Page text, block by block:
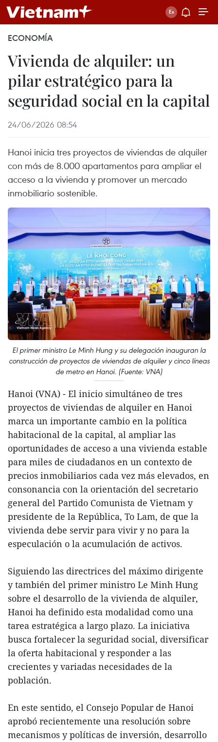
ECONOMÍA
Vivienda de alquiler: un
pilar estratégico para la
seguridad social en la capital
24/06/2026 08:54
Hanoi inicia tres proyectos de viviendas de alquiler
con más de 8.000 apartamentos para ampliar el
acceso a la vivienda y promover un mercado
inmobiliario sostenible.
El primer ministro Le Minh Hung y su delegación inauguran la
construcción de proyectos de viviendas de alquiler y cinco líneas
de metro en Hanoi. (Fuente: VNA)
Hanoi (VNA) - El inicio simultáneo de tres
proyectos de viviendas de alquiler en Hanoi
marca un importante cambio en la política
habitacional de la capital, al ampliar las
oportunidades de acceso a una vivienda estable
para miles de ciudadanos en un contexto de
precios inmobiliarios cada vez más elevados, en
consonancia con la orientación del secretario
general del Partido Comunista de Vietnam y
presidente de la República, To Lam, de que la
vivienda debe servir para vivir y no para la
especulación o la acumulación de activos.
Siguiendo las directrices del máximo dirigente
y también del primer ministro Le Minh Hung
sobre el desarrollo de la vivienda de alquiler,
Hanoi ha definido esta modalidad como una
tarea estratégica a largo plazo. La iniciativa
busca fortalecer la seguridad social, diversificar
la oferta habitacional y responder a las
crecientes y variadas necesidades de la
población.
En este sentido, el Consejo Popular de Hanoi
aprobó recientemente una resolución sobre
mecanismos y políticas de inversión, desarrollo